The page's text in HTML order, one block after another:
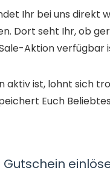
Ihr bei uns direkt
Dort seht Ihr, ob
Aktion verfügbar
aktiv ist, lohnt sich
Euch